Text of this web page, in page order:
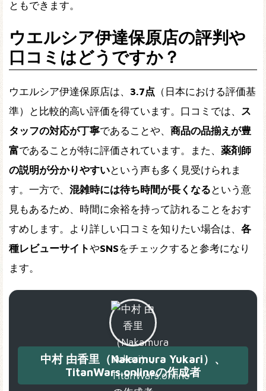
ともできます。
ウエルシア伊達保原店の評判や
口コミはどうですか？
ウエルシア伊達保原店は、 3.7点 （日本における評価基
準）と比較的高い評価を得ています。口コミでは、 ス
タッフの対応が丁寧であることや、 商品の品揃えが豊
富であることが特に評価されています。また、 薬剤師
の説明が分かりやすいという声も多く見受けられま
す。一方で、 混雑時には待ち時間が長くなる という意
見もあるため、時間に余裕を持って訪れることをおす
すめします。より詳しい口コミを知りたい場合は、 各
種レビューサイトやSNSをチェックすると参考になり
ます。
中村 由香里（Nakamura Yukari）、
TitanWars.onlineの作成者